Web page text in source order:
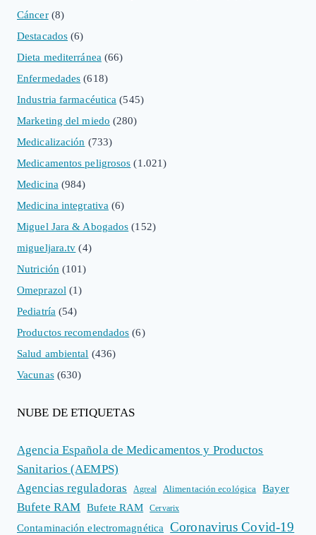
Cáncer(8)
Destacados (6)
Dieta mediterránea (66)
Enfermedades (618)
Industria farmacéutica (545)
Marketing del miedo (280)
Medicalización (733)
Medicamentos peligrosos (1.021)
Medicina (984)
Medicina integrativa (6)
Miguel Jara & Abogados (152)
migueljara.tv (4)
Nutrición (101)
Omeprazol (1)
Pediatría (54)
Productos recomendados (6)
Salud ambiental (436)
Vacunas(630)
NUBE DE ETIQUETAS
Agencia Española de Medicamentos y Productos
Sanitarios (AEMPS)
Agencias reguladoras
Agreal Alimentación ecológica Bayer
Bufete RAM Bufete RAM Cervarix
Contaminación electromagnética Coronavirus Covid-19